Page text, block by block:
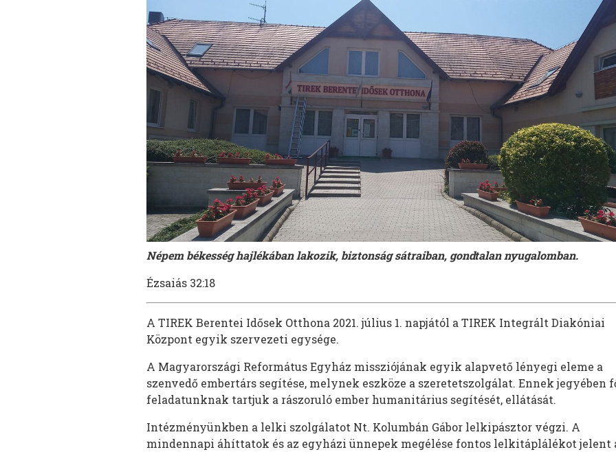
Népem békesség hajlékában lakozik, biztonság sátraiban, gondtalan nyugalomban.
Ézsaiás 32:18
A TIREK Berentei Idősek Otthona 2021. július 1. napjától a TIREK Integrált Diakóniai
Központ egyik szervezeti egysége.
A Magyarországi Református Egyház missziójának egyik alapvető lényegi eleme a
szenvedő embertárs segítése, melynek eszköze a szeretetszolgálat. Ennek jegyében
feladatunknak tartjuk a rászoruló ember humanitárius segítését, ellátását.
Intézményünkben a lelki szolgálatot Nt. Kolumbán Gábor lelkipásztor végzi. A
mindennapi áhíttatok és az egyházi ünnepek megélése fontos lelkitáplálékot jelent